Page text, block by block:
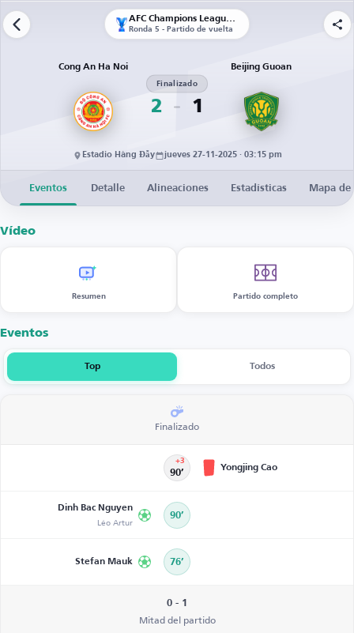
AFC Champions League Two
Ronda 5 - Partido de vuelta
Cong An Ha Noi
2
Finalizado
1
Beijing Guoan
Estadio Hàng Đẫy jueves 27-11-2025 · 03:15 pm
Eventos Detalle Alineaciones Estadísticas Mapa
Vídeo
Resumen Partido completo
Eventos
Top Todos
Finalizado
90’
+3
Yongjing Cao
Dinh Bac Nguyen
Léo Artur 90’
Stefan Mauk 76’
0 - 1
Mitad del partido